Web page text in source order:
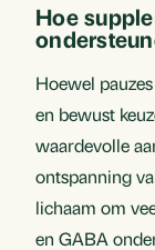
Hoe
Hoewel
en bewust
waardevolle
ontspanning
lichaam om
en GABA